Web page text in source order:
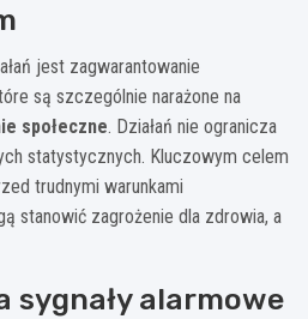
jest zagwarantowanie
są szczególnie narażone na
społeczne. Działań nie ogranicza
statystycznych. Kluczowym celem
trudnymi warunkami
stanowić zagrożenie dla zdrowia, a
sygnały alarmowe